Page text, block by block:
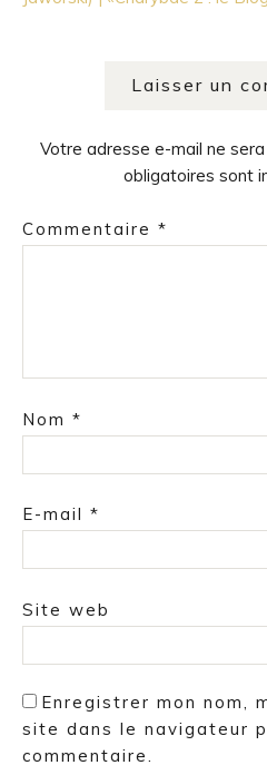
Laisser un
Votre adresse e-mail ne sera
obligatoires sont
Commentaire *
Nom *
E-mail *
Site web
Enregistrer mon nom,
site dans le navigateur
commentaire.